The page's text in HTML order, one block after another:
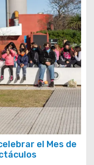
el Mes de